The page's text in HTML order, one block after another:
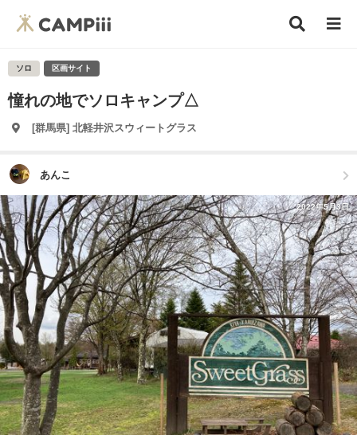
ソロ 区画サイト
憧れの地でソロキャンプ△
[群馬県] 北軽井沢スウィートグラス
あんこ
2022年5月3日